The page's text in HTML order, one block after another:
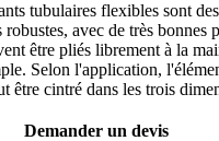
tubulaires flexibles sont
avec de très bonnes
être pliés librement à la
Selon l'application,
être cintré dans les trois
Demander un devis